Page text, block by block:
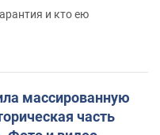
и кто ею
массированную
часть